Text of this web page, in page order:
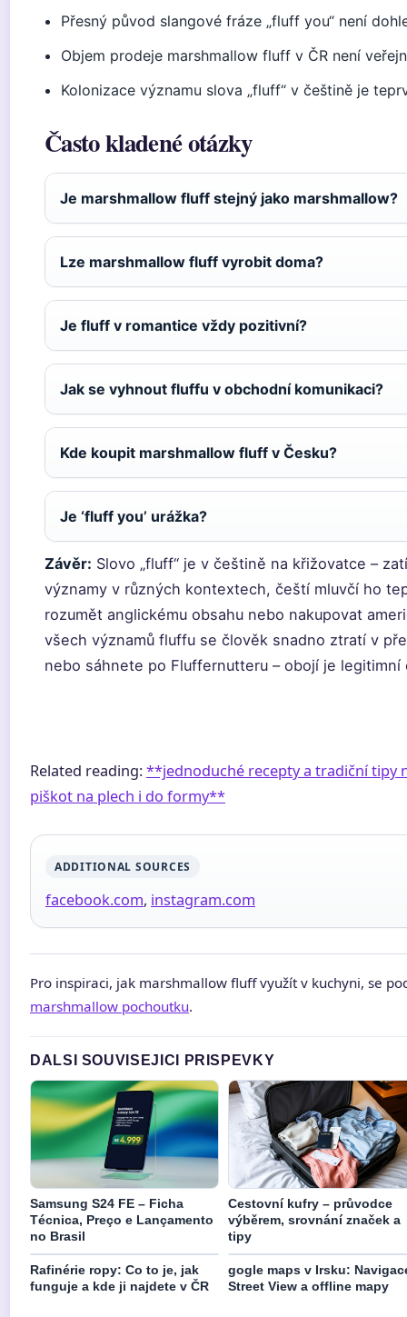
Přesný původ slangové fráze „fluff you“ není
Objem prodeje marshmallow fluff v ČR není
Kolonizace významu slova „fluff“ v češtině je
Často kladené otázky
Je marshmallow fluff stejný jako marshmallow?
Lze marshmallow fluff vyrobit doma?
Je fluff v romantice vždy pozitivní?
Jak se vyhnout fluffu v obchodní komunikaci?
Kde koupit marshmallow fluff v Česku?
Je ‘fluff you’ urážka?
Závěr: Slovo „fluff“ je v češtině na křižovatce –
významy v různých kontextech, čeští mluvčí ho
rozumět anglickému obsahu nebo nakupovat
všech významů fluffu se člověk snadno ztratí v
nebo sáhnete po Fluffernutteru – obojí je legitimní
Related reading:**jednoduché recepty a tradiční tipy
piškot na plech i do formy**
ADDITIONAL SOURCES
facebook.com, instagram.com
Pro inspiraci, jak marshmallow fluff využít v kuchyni, se
marshmallow pochoutku.
DALSI SOUVISEJICI PRISPEVKY
Samsung S24 FE – Ficha
Técnica, Preço e Lançamento
no Brasil
Cestovní kufry – průvodce
výběrem, srovnání značek a
tipy
Rafinérie ropy: Co to je, jak
funguje a kde ji najdete v ČR
gogle maps v Irsku:
Street View a offline mapy